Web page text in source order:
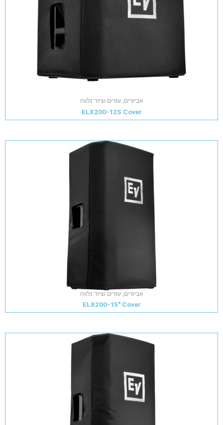
אביזרים, עזרים וציוד נלווה
ELX200-12S Cover
אביזרים, עזרים וציוד נלווה
ELX200-15" Cover